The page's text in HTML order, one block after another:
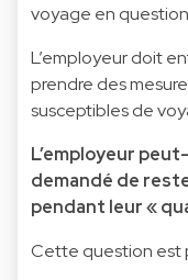
voyage en
L’employeur doit
prendre des
susceptibles de
L’employeur
demandé de
pendant leur «
Cette question est